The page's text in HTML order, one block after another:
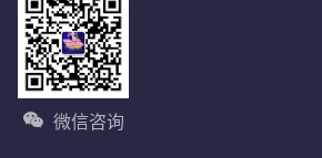
微信咨询